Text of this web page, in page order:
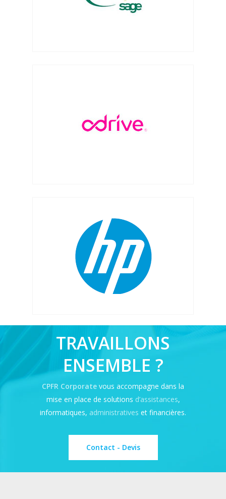
TRAVAILLONS
ENSEMBLE ?
CPFR Corporate vous accompagne dans la
mise en place de solutions d’assistances,
informatiques, administratives et financières.
Contact - Devis